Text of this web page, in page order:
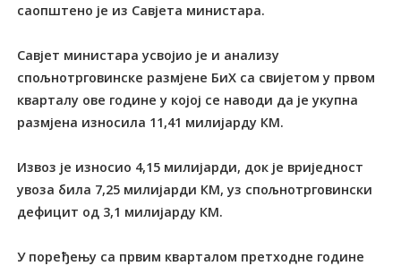
саопштено је из Савјета министара.
Савјет министара усвојио је и анализу
спољнотрговинске размјене БиХ са свијетом у првом
кварталу ове године у којој се наводи да је укупна
размјена износила 11,41 милијарду КМ.
Извоз је износио 4,15 милијарди, док је вриједност
увоза била 7,25 милијарди КМ, уз спољнотрговински
дефицит од 3,1 милијарду КМ.
У поређењу са првим кварталом претходне године